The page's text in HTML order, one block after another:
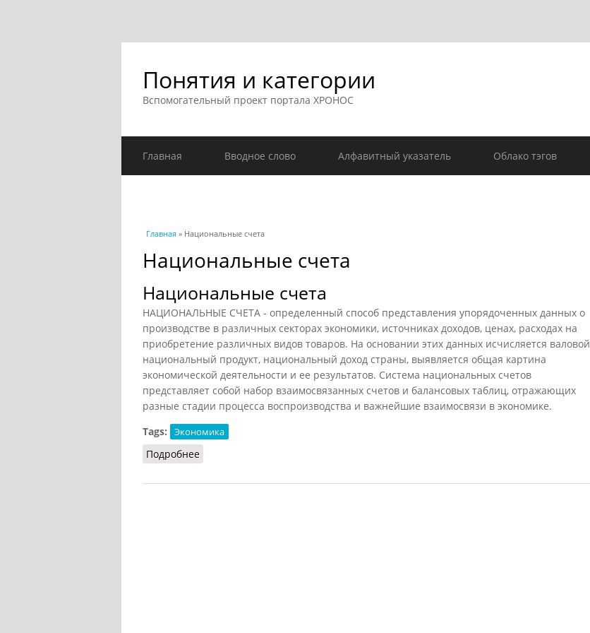
Понятия и категории
Вспомогательный проект портала ХРОНОС
Главная Вводное слово Алфавитный указатель Облако тэгов
Вы здесь
Главная » Национальные счета
Национальные счета
Национальные счета
НАЦИОНАЛЬНЫЕ СЧЕТА - определенный способ представления упорядоченных данных о
производстве в различных секторах экономики, источниках доходов, ценах, расходах на
приобретение различных видов товаров. На основании этих данных исчисляется валовой
национальный продукт, национальный доход страны, выявляется общая картина
экономической деятельности и ее результатов. Система национальных счетов
представляет собой набор взаимосвязанных счетов и балансовых таблиц, отражающих
разные стадии процесса воспроизводства и важнейшие взаимосвязи в экономике.
Tags:
Экономика
Подробнее